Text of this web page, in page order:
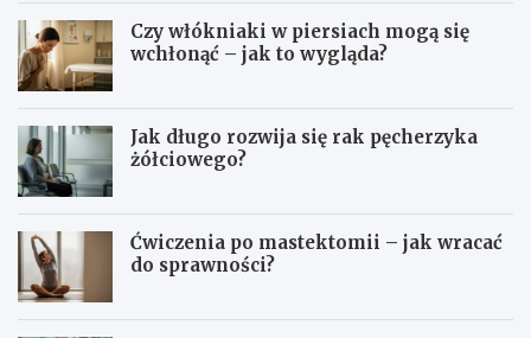
Czy włókniaki w piersiach mogą się
wchłonąć – jak to wygląda?
Jak długo rozwija się rak pęcherzyka
żółciowego?
Ćwiczenia po mastektomii – jak wracać
do sprawności?